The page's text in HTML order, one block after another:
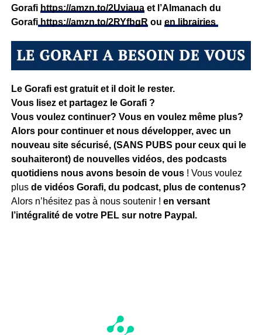
Gorafi https://amzn.to/2Uviauaet l’Almanach du
Gorafihttps://amzn.to/2RYfbgR ou en librairies
Le Gorafi est gratuit et il doit le rester.
Vous lisez et partagez le Gorafi ?
Vous voulez continuer? Vous en voulez même plus?
Alors pour continuer et nous développer, avec un
nouveau site sécurisé, (SANS PUBS pour ceux qui le
souhaiteront) de nouvelles vidéos, des podcasts
quotidiens nous avons besoin de vous ! Vous voulez
plus de vidéos Gorafi, du podcast, plus de contenus?
Alors n’hésitez pas à nous soutenir ! en versant
l’intégralité de votre PEL sur notre Paypal.